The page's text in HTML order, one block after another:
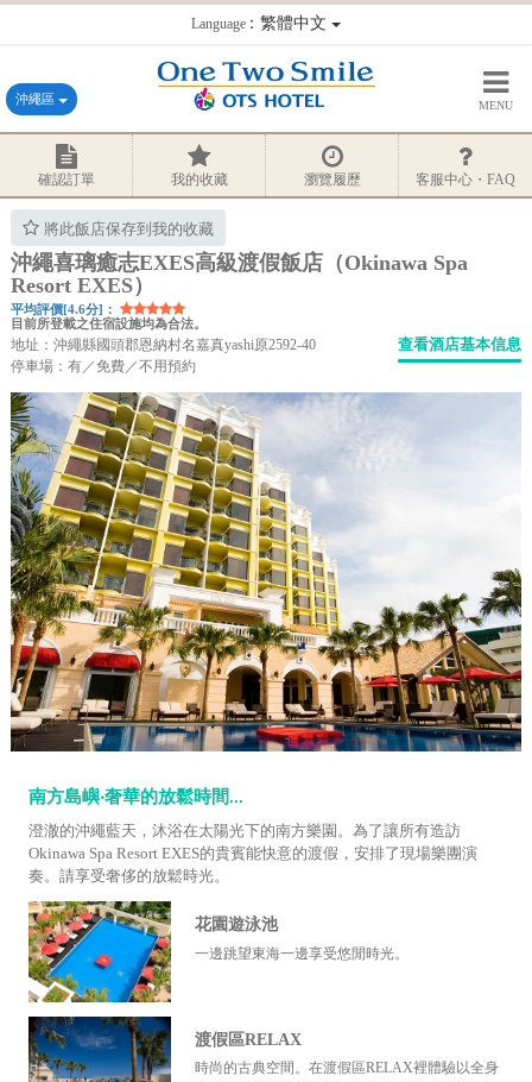
Language：繁體中文
沖繩區 MENU
確認訂單 我的收藏 瀏覽履歷 客服中心・FAQ
將此飯店保存到我的收藏
沖繩喜璃癒志EXES高級渡假飯店（Okinawa Spa
Resort EXES）
平均評價[4.6分]：
目前所登載之住宿設施均為合法。
地址：沖繩縣國頭郡恩納村名嘉真yashi原2592-40
停車場：有／免費／不用預約
查看酒店基本信息
南方島嶼‧奢華的放鬆時間...
澄澈的沖繩藍天，沐浴在太陽光下的南方樂園。為了讓所有造訪
Okinawa Spa Resort EXES的貴賓能快意的渡假，安排了現場樂團演
奏。請享受奢侈的放鬆時光。
花園遊泳池
一邊跳望東海一邊享受悠閒時光。
渡假區RELAX
時尚的古典空間。在渡假區RELAX裡體驗以全身